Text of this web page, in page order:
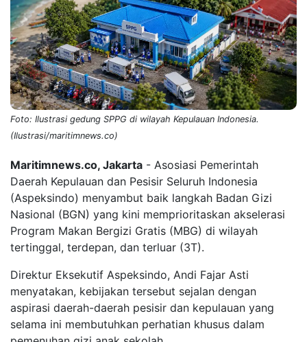
Foto: Ilustrasi gedung SPPG di wilayah Kepulauan Indonesia.
(Ilustrasi/maritimnews.co)
Maritimnews.co, Jakarta - Asosiasi Pemerintah
Daerah Kepulauan dan Pesisir Seluruh Indonesia
(Aspeksindo) menyambut baik langkah Badan Gizi
Nasional (BGN) yang kini memprioritaskan akselerasi
Program Makan Bergizi Gratis (MBG) di wilayah
tertinggal, terdepan, dan terluar (3T).
Direktur Eksekutif Aspeksindo, Andi Fajar Asti
menyatakan, kebijakan tersebut sejalan dengan
aspirasi daerah-daerah pesisir dan kepulauan yang
selama ini membutuhkan perhatian khusus dalam